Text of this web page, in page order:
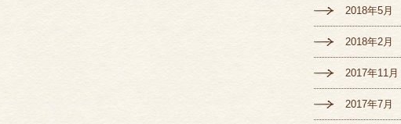
2018年5月
2018年2月
2017年11月
2017年7月